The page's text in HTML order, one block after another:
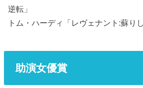
逆転」
トム・ハーディ「レヴェナント:蘇りし
助演女優賞